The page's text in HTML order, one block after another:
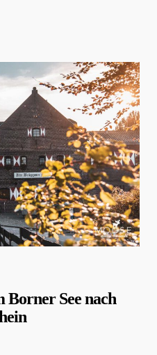
Borner See nach